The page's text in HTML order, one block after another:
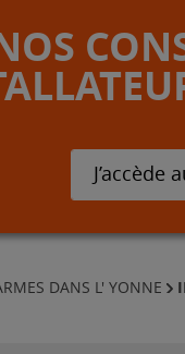
J’accède
DANS L' YONNE